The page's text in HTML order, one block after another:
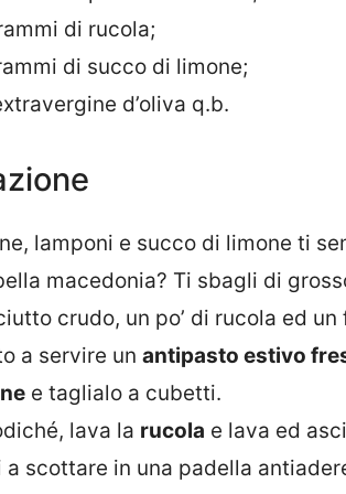
di rucola;
di succo di limone;
d’oliva q.b.
lamponi e succo di limone ti
macedonia? Ti sbagli di
crudo, un po’ di rucola ed un
a servire un antipasto estivo
e taglialo a cubetti.
lava la rucola e lava ed
a scottare in una padella